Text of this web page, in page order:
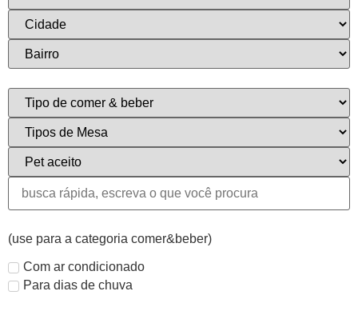
(use para a categoria comer&beber)
Com ar condicionado
Para dias de chuva